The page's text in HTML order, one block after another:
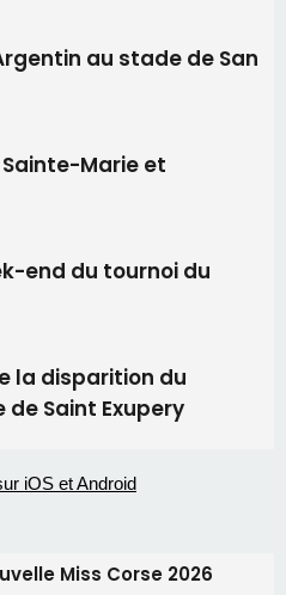
au stade de San
Marie et
end du tournoi du
la disparition du
Saint Exupery
Miss Corse 2026